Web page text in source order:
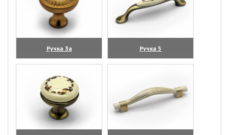
Ручка 3а
(увеличить)
Ручка 5
(увеличить)